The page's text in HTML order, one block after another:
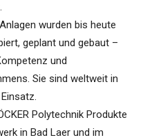
wurden bis heute
geplant und gebaut –
und
Sie sind weltweit in
Polytechnik Produkte
in Bad Laer und im